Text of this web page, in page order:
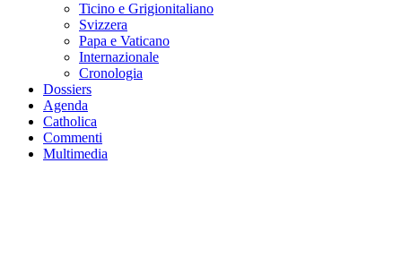
Ticino e Grigionitaliano
Svizzera
Papa e Vaticano
Internazionale
Cronologia
Dossiers
Agenda
Catholica
Commenti
Multimedia